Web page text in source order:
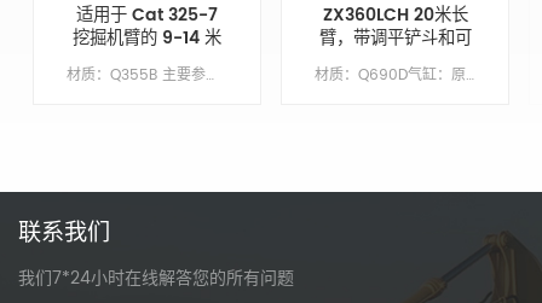
适用于 Cat 325-7
挖掘机臂的 9-14 米
可伸缩斗杆增强挖掘
能力 材质：Q355B 主要参数 模型 CAT325-7 动臂长度 XX 臂长 9 铲斗容积/M&sup3; 0.7 配重 不需要
ZX360LCH 20米长
臂，带调平铲斗和可
拆卸铲斗齿 材质：Q690D气缸：原始尺寸繁荣：1137万臂长：8.63 米桶：1.5 立方米底漆/涂层：喷涂富锌底漆
联系我们
我们7*24小时在线解答您的所有问题